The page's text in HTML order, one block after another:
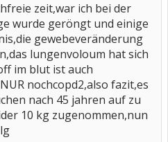
zeit,war ich bei der
wurde geröngt und einige
gewebeveränderung
lungenvoloum hat sich
im blut ist auch
nochcopd2,also fazit,es
nach 45 jahren auf zu
10 kg zugenommen,nun